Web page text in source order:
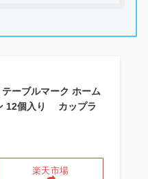
テーブルマーク ホーム
12個入り カップラ
楽天市場